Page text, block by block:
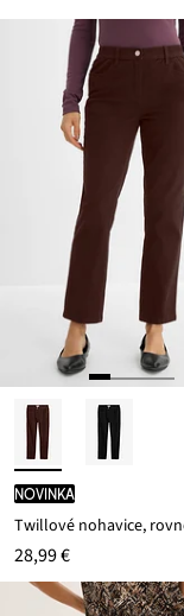
novinka
28,99 €